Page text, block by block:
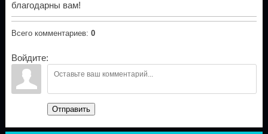
благодарны вам!
Всего комментариев: 0
Войдите:
Отправить